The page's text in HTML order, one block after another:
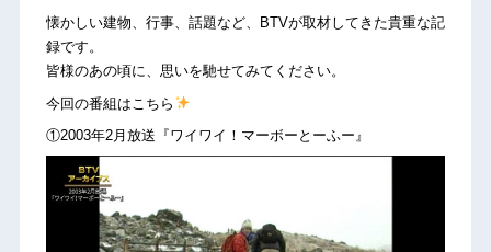
懐かしい建物、行事、話題など、BTVが取材してきた貴重な記
録です。
皆様のあの頃に、思いを馳せてみてください。
今回の番組はこちら
①2003年2月放送『ワイワイ！マーボーとーふー』